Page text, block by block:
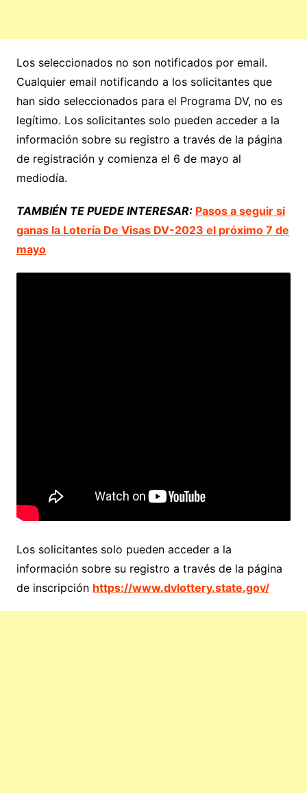
Los seleccionados no son notificados por email.
Cualquier email notificando a los solicitantes que
han sido seleccionados para el Programa DV, no es
legítimo. Los solicitantes solo pueden acceder a la
información sobre su registro a través de la página
de registración y comienza el 6 de mayo al
mediodía.
TAMBIÉN TE PUEDE INTERESAR: Pasos a seguir si
ganas la Lotería De Visas DV-2023 el próximo 7 de
mayo
Los solicitantes solo pueden acceder a la
información sobre su registro a través de la página
de inscripción https://www.dvlottery.state.gov/